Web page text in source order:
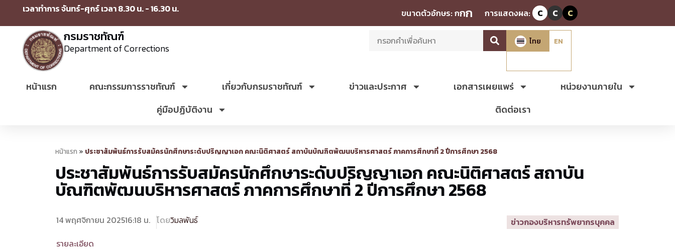
เวลาทำการ จันทร์-ศุกร์ เวลา 8.30 น. - 16.30 น. ขนาดตัวอักษร:กกก การแสดงผล: C C C
กรมราชทัณฑ์
Department of Corrections
ไทย EN
หน้าแรก คณะกรรมการราชทัณฑ์ เกี่ยวกับกรมราชทัณฑ์ ข่าวและประกาศ เอกสารเผยแพร่
หน่วยงานภายใน
คู่มือปฏิบัติงาน
ติดต่อเรา
หน้าแรก » ประชาสัมพันธ์การรับสมัครนักศึกษาระดับปริญญาเอก คณะนิติศาสตร์ สถาบันบัณฑิตพัฒนบริหารศาสตร์ ภาคการศึกษาที่ 2 ปีการศึกษา 2568
ประชาสัมพันธ์การรับสมัครนักศึกษาระดับปริญญาเอก คณะนิติศาสตร์ สถาบัน
บัณฑิตพัฒนบริหารศาสตร์ ภาคการศึกษาที่ 2 ปีการศึกษา 2568
14 พฤศจิกายน 202516:18 น. โดยวิมลพันธ์
ข่าวกองบริหารทรัพยากรบุคคล
รายละเอียด